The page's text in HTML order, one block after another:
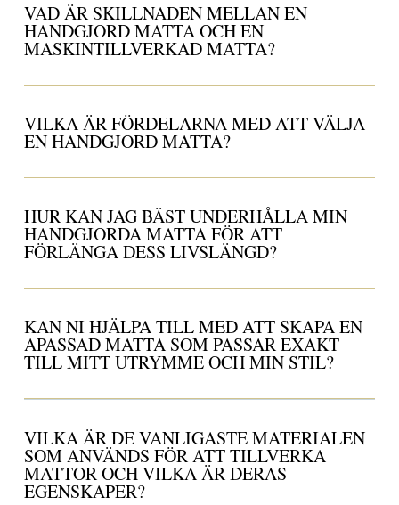
VAD ÄR SKILLNADEN MELLAN EN
HANDGJORD MATTA OCH EN
MASKINTILLVERKAD MATTA?
VILKA ÄR FÖRDELARNA MED ATT VÄLJA
EN HANDGJORD MATTA?
HUR KAN JAG BÄST UNDERHÅLLA MIN
HANDGJORDA MATTA FÖR ATT
FÖRLÄNGA DESS LIVSLÄNGD?
KAN NI HJÄLPA TILL MED ATT SKAPA EN
APASSAD MATTA SOM PASSAR EXAKT
TILL MITT UTRYMME OCH MIN STIL?
VILKA ÄR DE VANLIGASTE MATERIALEN
SOM ANVÄNDS FÖR ATT TILLVERKA
MATTOR OCH VILKA ÄR DERAS
EGENSKAPER?